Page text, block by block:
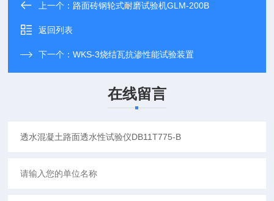
上一个： 路面砖钢轮式耐磨试验机GLM-200B
返回列表
下一个：WKS-3烧结瓦抗渗性能试验装置
在线留言